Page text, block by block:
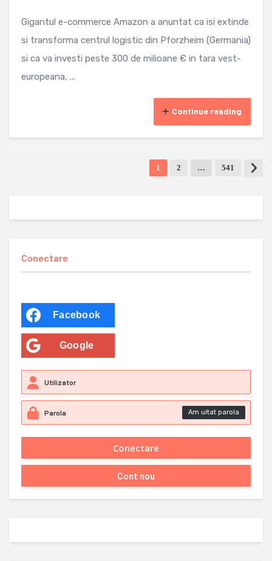
Gigantul e-commerce Amazon a anuntat ca isi extinde
si transforma centrul logistic din Pforzheim (Germania)
si ca va investi peste 300 de milioane € in tara vest-
europeana, ...
Continue reading
1 2 … 541
Conectare
Facebook
Google
Am uitat parola